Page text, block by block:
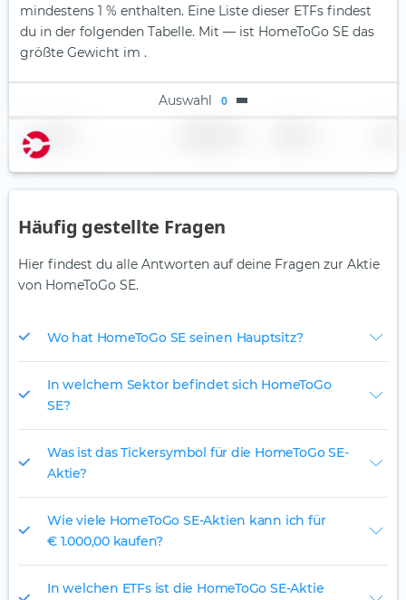
mindestens 1 % enthalten. Eine Liste dieser ETFs findest
du in der folgenden Tabelle. Mit — ist HomeToGo SE das
größte Gewicht im .
Auswahl 0
Name
Häufig gestellte Fragen
Hier findest du alle Antworten auf deine Fragen zur Aktie
von HomeToGo SE.
Wo hat HomeToGo SE seinen Hauptsitz?
In welchem Sektor befindet sich HomeToGo
SE?
Was ist das Tickersymbol für die HomeToGo SE-
Aktie?
Wie viele HomeToGo SE-Aktien kann ich für
€ 1.000,00 kaufen?
In welchen ETFs ist die HomeToGo SE-Aktie